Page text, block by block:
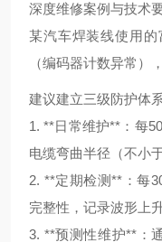
深度维修案例与技术
某汽车焊装线使用
（编码器计数异常）
建议建立三级防护体
1. **日常维护**：每
电缆弯曲半径（不小
2. **定期检测**：每
完整性，记录波形上
3. **预测性维护**：